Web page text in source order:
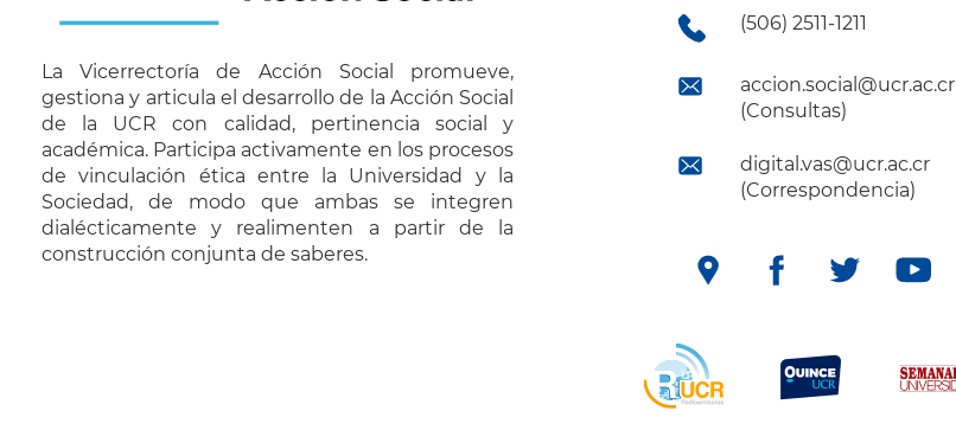
La Vicerrectoría de Acción Social promueve,
gestiona y articula el desarrollo de la Acción Social
de la UCR con calidad, pertinencia social y
académica. Participa activamente en los procesos
de vinculación ética entre la Universidad y la
Sociedad, de modo que ambas se integren
dialécticamente y realimenten a partir de la
construcción conjunta de saberes.
(506) 2511-1211
accion.social@ucr.ac.cr
(Consultas)
digital.vas@ucr.ac.cr
(Correspondencia)